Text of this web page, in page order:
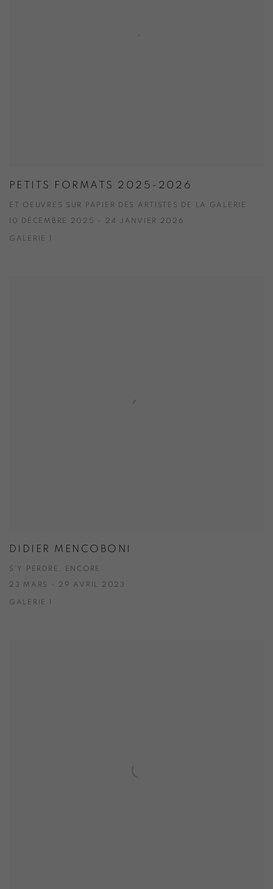
PETITS FORMATS 2025-2026
ET OEUVRES SUR PAPIER DES ARTISTES DE LA GALERIE
10 DÉCEMBRE 2025 - 24 JANVIER 2026
GALERIE 1
DIDIER MENCOBONI
S'Y PERDRE, ENCORE
23 MARS - 29 AVRIL 2023
GALERIE 1